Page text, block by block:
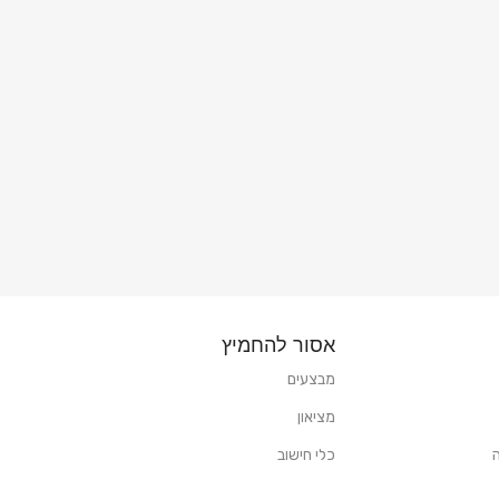
אסור להחמיץ
מבצעים
מציאון
כלי חישוב